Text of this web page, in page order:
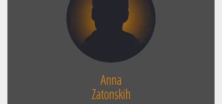
Anna
Zatonskih